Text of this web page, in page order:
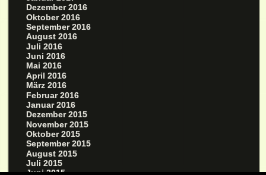
Dezember 2016
Oktober 2016
September 2016
August 2016
Juli 2016
Juni 2016
Mai 2016
April 2016
März 2016
Februar 2016
Januar 2016
Dezember 2015
November 2015
Oktober 2015
September 2015
August 2015
Juli 2015
Juni 2015